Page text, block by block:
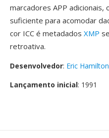
marcadores APP adicionais,
suficiente para acomodar
cor ICC é metadados XMP
retroativa.
Desenvolvedor: Eric
Lançamento inicial: 1991